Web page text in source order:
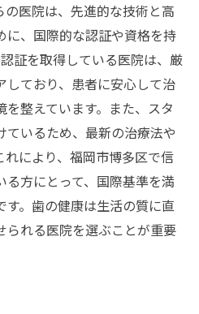
医院は、先進的な技術と高
に、国際的な認証や資格を持
証を取得している医院は、厳
しており、患者に安心して治
整えています。また、スタ
ているため、最新の治療法や
により、福岡市博多区で信
方にとって、国際基準を満
す。歯の健康は生活の質に直
られる医院を選ぶことが重要